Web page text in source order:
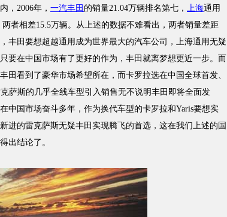
，2006年， 一汽丰田 的销量21.04万辆排名第七， 上海通用
者相差15.5万辆。从上述的数据不难看出，两者销量差距
丰田要想超越通用成为世界最大的汽车公司，上海通用无疑
要在中国市场有了更好的作为，丰田就离梦想更近一步。而
田看到了豪华市场希望所在，而卡罗拉选在中国全球首发、
萨斯的几乎全线车型引入销售无不说明丰田即将全面发
中国市场奋斗多年，作为换代车型的卡罗拉和Yaris要想实
进的雷克萨斯无疑丰田实现腾飞的首选，这在我们上述的国
出结论了。